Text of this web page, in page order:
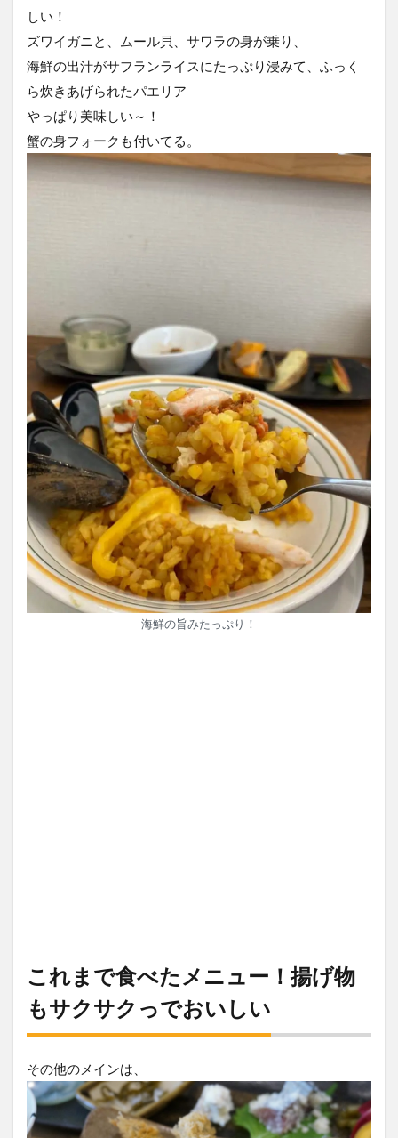
しい！
ズワイガニと、ムール貝、サワラの身が乗り、
海鮮の出汁がサフランライスにたっぷり浸みて、ふっく
ら炊きあげられたパエリア
やっぱり美味しい～！
蟹の身フォークも付いてる。
海鮮の旨みたっぷり！
これまで食べたメニュー！揚げ物
もサクサクっでおいしい
その他のメインは、